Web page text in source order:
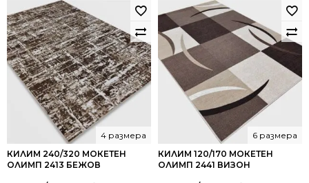
КИЛИМ 240/320 МОКЕТЕН
ОЛИМП 2413 БЕЖОВ
4 размера
КИЛИМ 120/170 МОКЕТЕН
ОЛИМП 2441 ВИЗОН
6 размера